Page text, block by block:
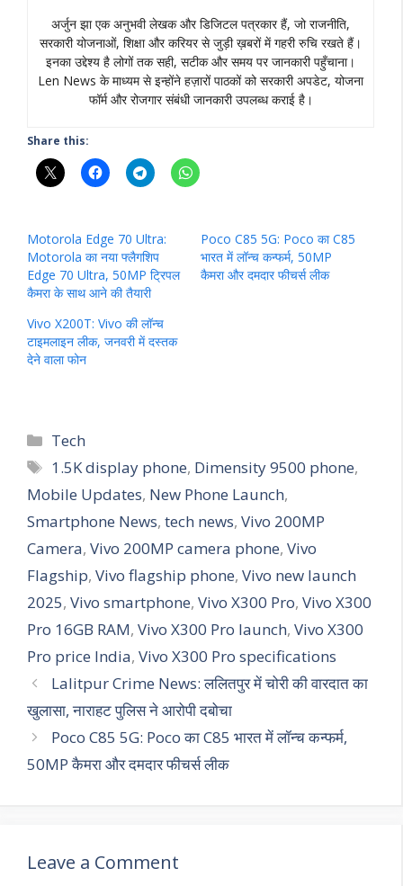
अर्जुन झा एक अनुभवी लेखक और डिजिटल पत्रकार हैं, जो राजनीति,
सरकारी योजनाओं, शिक्षा और करियर से जुड़ी ख़बरों में गहरी रुचि रखते हैं।
इनका उद्देश्य है लोगों तक सही, सटीक और समय पर जानकारी पहुँचाना।
Len News के माध्यम से इन्होंने हज़ारों पाठकों को सरकारी अपडेट, योजना
फॉर्म और रोजगार संबंधी जानकारी उपलब्ध कराई है।
Share this:
Motorola Edge 70 Ultra:
Motorola का नया फ्लैगशिप
Edge 70 Ultra, 50MP ट्रिपल
कैमरा के साथ आने की तैयारी
Poco C85 5G: Poco का C85
भारत में लॉन्च कन्फर्म, 50MP
कैमरा और दमदार फीचर्स लीक
Vivo X200T: Vivo की लॉन्च
टाइमलाइन लीक, जनवरी में दस्तक
देने वाला फोन
Categories
Tech
Tags
1.5K display phone, Dimensity 9500 phone,
Mobile Updates, New Phone Launch,
Smartphone News, tech news, Vivo 200MP
Camera, Vivo 200MP camera phone, Vivo
Flagship, Vivo flagship phone, Vivo new launch
2025, Vivo smartphone, Vivo X300 Pro, Vivo X300
Pro 16GB RAM, Vivo X300 Pro launch, Vivo X300
Pro price India, Vivo X300 Pro specifications
Lalitpur Crime News: ललितपुर में चोरी की वारदात का
खुलासा, नाराहट पुलिस ने आरोपी दबोचा
Poco C85 5G: Poco का C85 भारत में लॉन्च कन्फर्म,
50MP कैमरा और दमदार फीचर्स लीक
Leave a Comment